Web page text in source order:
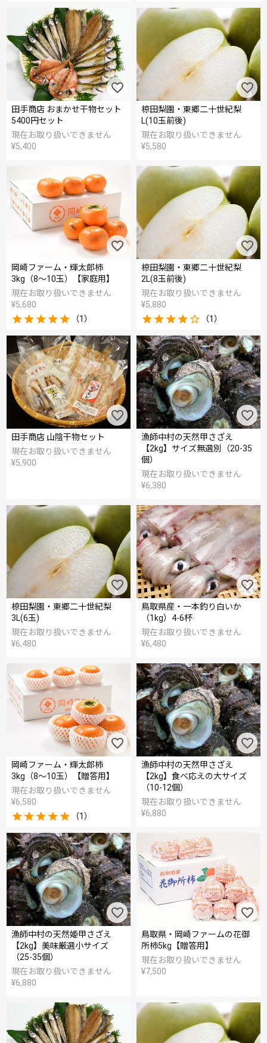
田手商店 おまかせ干物セット
5400円セット
現在お取り扱いできません
¥5,400
椋田梨園・東郷二十世紀梨
L(10玉前後)
現在お取り扱いできません
¥5,580
岡崎ファーム・輝太郎柿
3kg（8～10玉）【家庭用】
現在お取り扱いできません
¥5,680
（1）
椋田梨園・東郷二十世紀梨
2L(8玉前後)
現在お取り扱いできません
¥5,880
（1）
田手商店 山陰干物セット
現在お取り扱いできません
¥5,900
漁師中村の天然甲さざえ
【2kg】サイズ無選別（20-35
個）
現在お取り扱いできません
¥6,380
椋田梨園・東郷二十世紀梨
3L(6玉)
現在お取り扱いできません
¥6,480
鳥取県産・一本釣り白いか
（1kg）4-6杯
現在お取り扱いできません
¥6,480
岡崎ファーム・輝太郎柿
3kg（8～10玉）【贈答用】
現在お取り扱いできません
¥6,580
（1）
漁師中村の天然甲さざえ
【2kg】食べ応えの大サイズ
（10-12個）
現在お取り扱いできません
¥6,880
漁師中村の天然姫甲さざえ
【2kg】美味厳選小サイズ
（25-35個）
現在お取り扱いできません
¥6,880
鳥取県・岡崎ファームの花御
所柿5kg【贈答用】
現在お取り扱いできません
¥7,500